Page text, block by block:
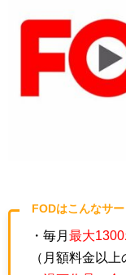
FODはこんなサー
・毎月 最大1300
（月額料金以上